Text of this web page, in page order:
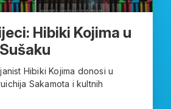
Hibiki Kojima u
Hibiki Kojima donosi u
Sakamota i kultnih